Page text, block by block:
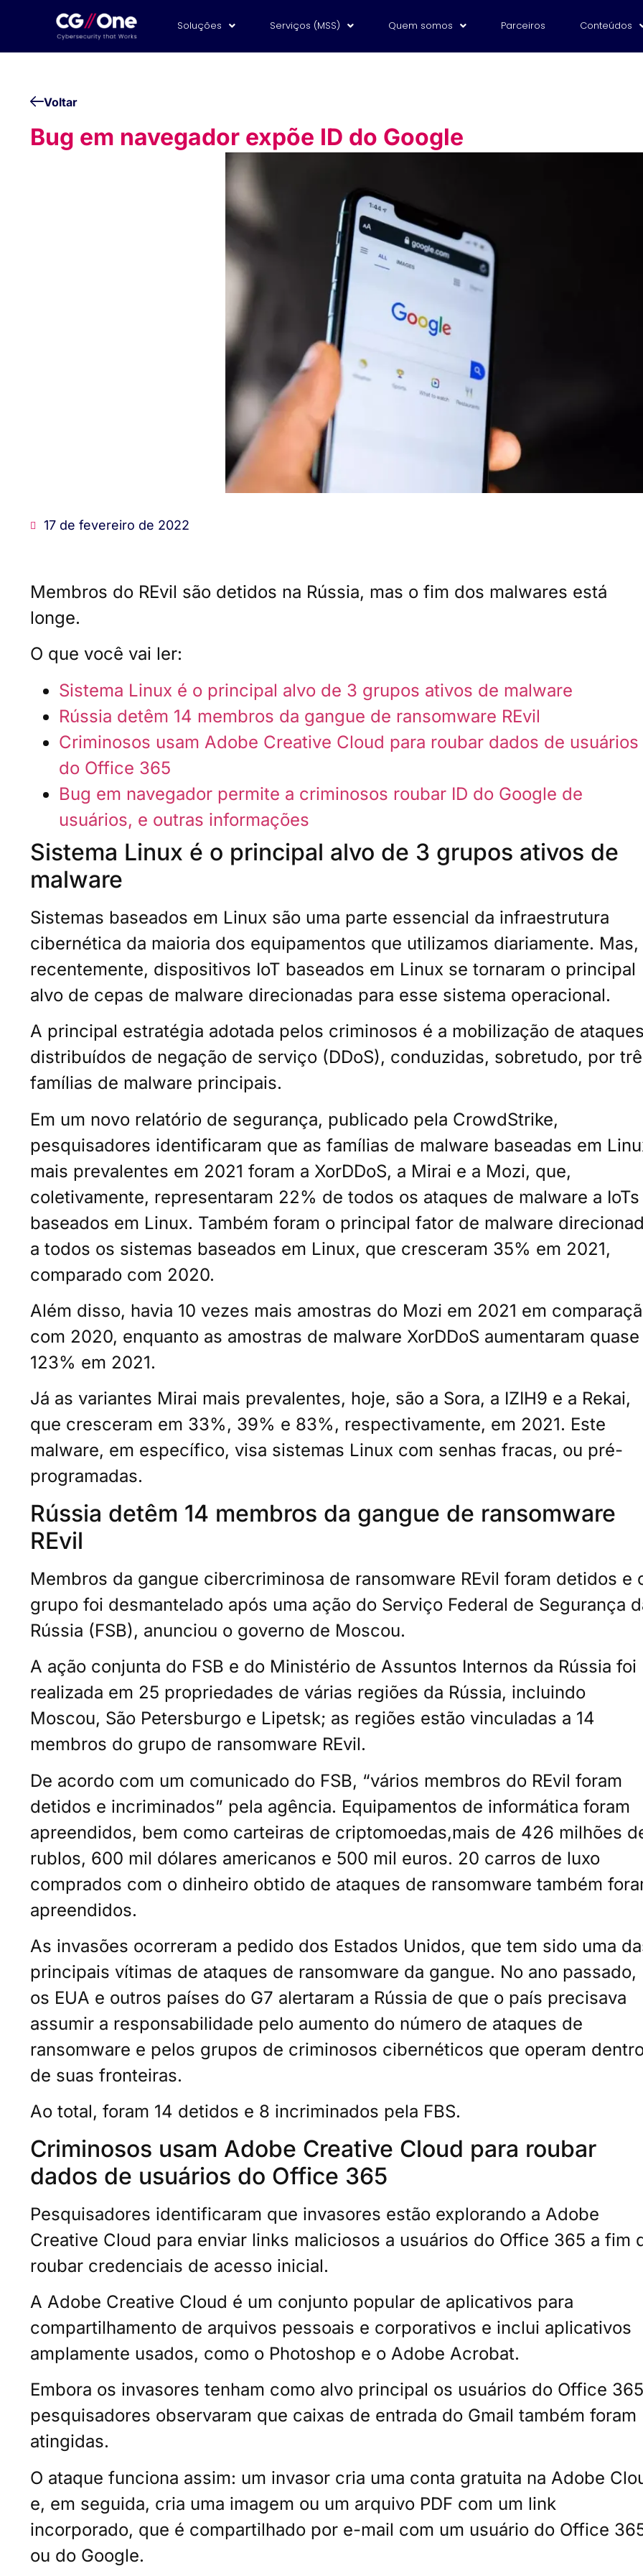
Soluções Serviços (MSS) Quem somos Parceiros Conteúdos
Voltar
Bug em navegador expõe ID do Google
17 de fevereiro de 2022
Membros do REvil são detidos na Rússia, mas o fim dos malwares está
longe.
O que você vai ler:
Sistema Linux é o principal alvo de 3 grupos ativos de malware
Rússia detêm 14 membros da gangue de ransomware REvil
Criminosos usam Adobe Creative Cloud para roubar dados de usuários
do Office 365
Bug em navegador permite a criminosos roubar ID do Google de
usuários, e outras informações
Sistema Linux é o principal alvo de 3 grupos ativos de
malware
Sistemas baseados em Linux são uma parte essencial da infraestrutura
cibernética da maioria dos equipamentos que utilizamos diariamente. Mas,
recentemente, dispositivos IoT baseados em Linux se tornaram o principal
alvo de cepas de malware direcionadas para esse sistema operacional.
A principal estratégia adotada pelos criminosos é a mobilização de
distribuídos de negação de serviço (DDoS), conduzidas, sobretudo, por
famílias de malware principais.
Em um novo relatório de segurança, publicado pela CrowdStrike,
pesquisadores identificaram que as famílias de malware baseadas em
mais prevalentes em 2021 foram a XorDDoS, a Mirai e a Mozi, que,
coletivamente, representaram 22% de todos os ataques de malware a IoTs
baseados em Linux. Também foram o principal fator de malware
a todos os sistemas baseados em Linux, que cresceram 35% em 2021,
comparado com 2020.
Além disso, havia 10 vezes mais amostras do Mozi em 2021 em
com 2020, enquanto as amostras de malware XorDDoS aumentaram quase
123% em 2021.
Já as variantes Mirai mais prevalentes, hoje, são a Sora, a IZIH9 e a Rekai,
que cresceram em 33%, 39% e 83%, respectivamente, em 2021. Este
malware, em específico, visa sistemas Linux com senhas fracas, ou pré-
programadas.
Rússia detêm 14 membros da gangue de ransomware
REvil
Membros da gangue cibercriminosa de ransomware REvil foram detidos e
grupo foi desmantelado após uma ação do Serviço Federal de Segurança
Rússia (FSB), anunciou o governo de Moscou.
A ação conjunta do FSB e do Ministério de Assuntos Internos da Rússia foi
realizada em 25 propriedades de várias regiões da Rússia, incluindo
Moscou, São Petersburgo e Lipetsk; as regiões estão vinculadas a 14
membros do grupo de ransomware REvil.
De acordo com um comunicado do FSB, “vários membros do REvil foram
detidos e incriminados” pela agência. Equipamentos de informática foram
apreendidos, bem como carteiras de criptomoedas,mais de 426 milhões
rublos, 600 mil dólares americanos e 500 mil euros. 20 carros de luxo
comprados com o dinheiro obtido de ataques de ransomware também
apreendidos.
As invasões ocorreram a pedido dos Estados Unidos, que tem sido uma
principais vítimas de ataques de ransomware da gangue. No ano passado,
os EUA e outros países do G7 alertaram a Rússia de que o país precisava
assumir a responsabilidade pelo aumento do número de ataques de
ransomware e pelos grupos de criminosos cibernéticos que operam
de suas fronteiras.
Ao total, foram 14 detidos e 8 incriminados pela FBS.
Criminosos usam Adobe Creative Cloud para roubar
dados de usuários do Office 365
Pesquisadores identificaram que invasores estão explorando a Adobe
Creative Cloud para enviar links maliciosos a usuários do Office 365 a fim
roubar credenciais de acesso inicial.
A Adobe Creative Cloud é um conjunto popular de aplicativos para
compartilhamento de arquivos pessoais e corporativos e inclui aplicativos
amplamente usados, como o Photoshop e o Adobe Acrobat.
Embora os invasores tenham como alvo principal os usuários do Office
pesquisadores observaram que caixas de entrada do Gmail também foram
atingidas.
O ataque funciona assim: um invasor cria uma conta gratuita na Adobe
e, em seguida, cria uma imagem ou um arquivo PDF com um link
incorporado, que é compartilhado por e-mail com um usuário do Office
ou do Google.